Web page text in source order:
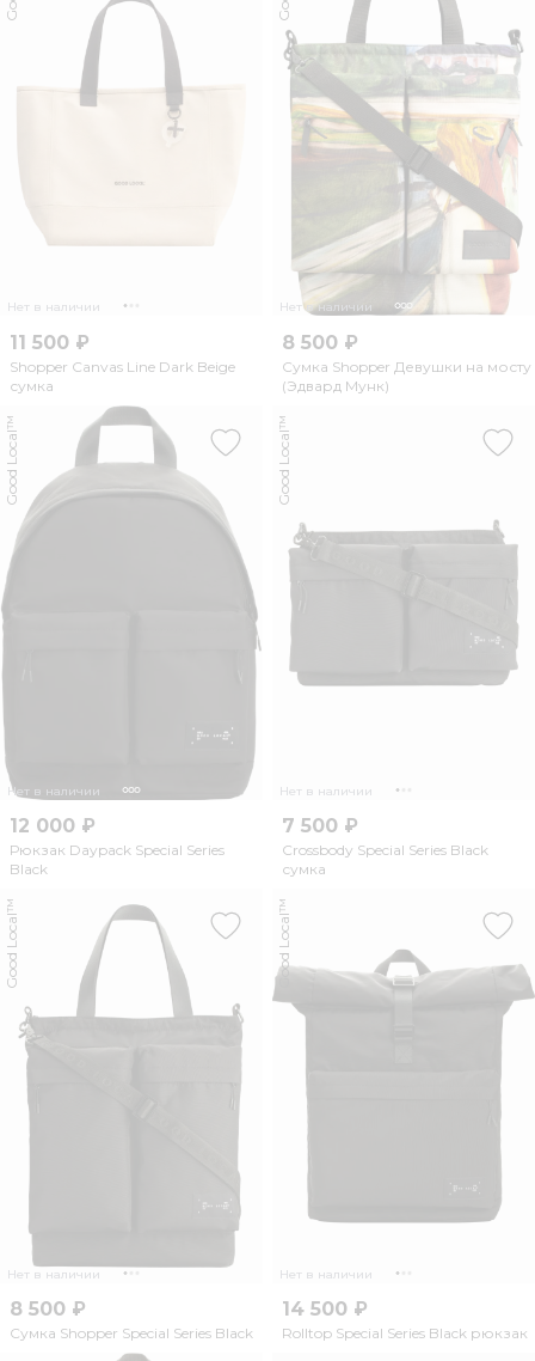
Нет в наличии
11 500 ₽
Shopper Canvas Line Dark Beige
сумка
Нет в наличии
8 500 ₽
Сумка Shopper Девушки на мосту
(Эдвард Мунк)
Нет в наличии
Good Local™
12 000 ₽
Рюкзак Daypack Special Series
Black
Нет в наличии
Good Local™
7 500 ₽
Crossbody Special Series Black
сумка
Нет в наличии
Good Local™
8 500 ₽
Сумка Shopper Special Series Black
Нет в наличии
Good Local™
14 500 ₽
Rolltop Special Series Black рюкзак